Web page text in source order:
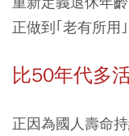
正做到｢老有所用｣
比50年代多
正因為國人壽命